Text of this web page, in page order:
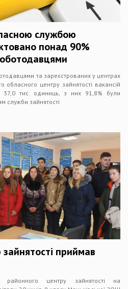
службою
понад 90%
та зареєстрованих у центрах
обласного центру зайнятості вакансій
37,0 тис. одиниць, з них 91,8% були
служби зайнятості
приймав
центру зайнятості на